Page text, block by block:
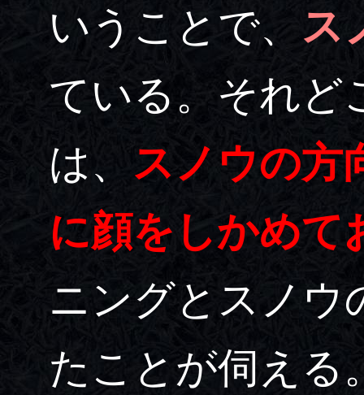
いうことで、 ス
ている。それど
は、 スノウの方
に顔をしかめて
ニングとスノウ
たことが伺える